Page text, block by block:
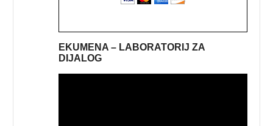
EKUMENA – LABORATORIJ ZA
DIJALOG